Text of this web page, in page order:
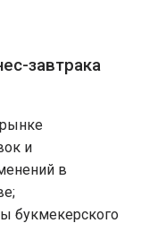
завтрака
и
в
букмекерского